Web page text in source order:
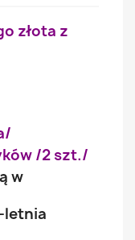
złota z
/2 szt./
w
letnia